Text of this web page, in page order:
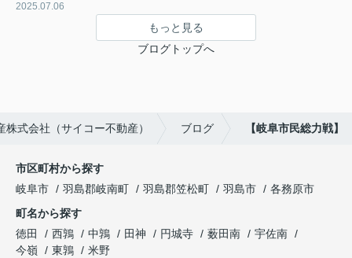
2025.07.06
もっと見る
ブログトップへ
式会社（サイコー不動産） ブログ 【岐阜市民総力戦】
市区町村から探す
岐阜市
羽島郡岐南町 羽島郡笠松町 羽島市
各務原市
町名から探す
徳田
西鶉 中鶉 田神 円城寺 薮田南
宇佐南
今嶺
東鶉
米野